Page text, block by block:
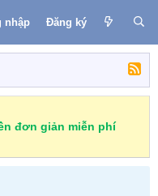
nhập Đăng ký
đơn giản miễn phí